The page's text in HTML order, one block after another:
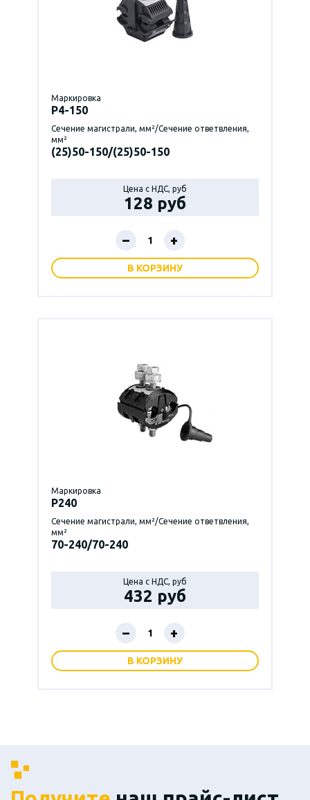
Маркировка
P4-150
Сечение магистрали, мм²/Сечение ответвления,
мм²
(25)50-150/(25)50-150
Цена с НДС, руб
128 руб
– +
В КОРЗИНУ
Маркировка
P240
Сечение магистрали, мм²/Сечение ответвления,
мм²
70-240/70-240
Цена с НДС, руб
432 руб
– +
В КОРЗИНУ